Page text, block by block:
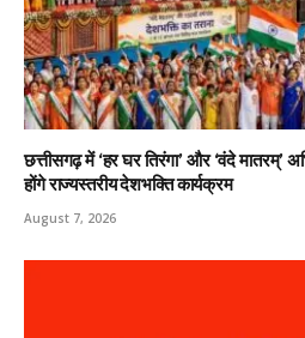
छत्तीसगढ़ में ‘हर घर तिरंगा’ और ‘वंदे
होंगे राज्यस्तरीय देशभक्ति कार्यक्रम
August 7, 2026